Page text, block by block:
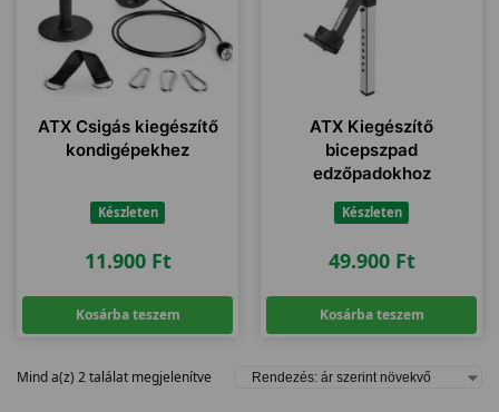
ATX Csigás kiegészítő
kondigépekhez
Készleten
11.900 Ft
Kosárba teszem
ATX Kiegészítő
bicepszpad
edzőpadokhoz
Készleten
49.900 Ft
Kosárba teszem
Mind a(z) 2 találat megjelenítve